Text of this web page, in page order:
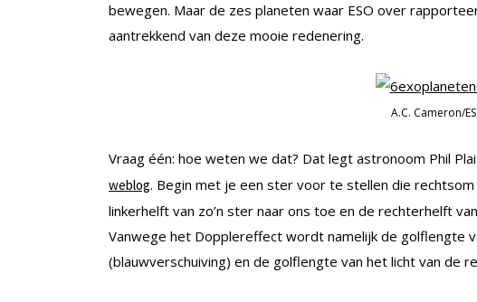
bewegen. Maar de zes planeten waar ESO over
aantrekkend van deze mooie redenering.
A.C. Cameron/
Vraag één: hoe weten we dat? Dat legt astronoom Phil
weblog. Begin met je een ster voor te stellen die
linkerhelft van zo’n ster naar ons toe en de rechterhelft
Vanwege het Dopplereffect wordt namelijk de golflengte
(blauwverschuiving) en de golflengte van het licht van de